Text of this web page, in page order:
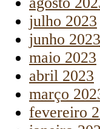
julho 2023
junho 2023
maio 2023
abril 2023
março
fevereiro